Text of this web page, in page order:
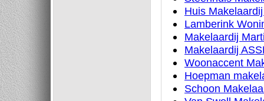
Huis
Lamberink
Makelaardij
Makelaardij
Woonaccent
Hoepman
Schoon